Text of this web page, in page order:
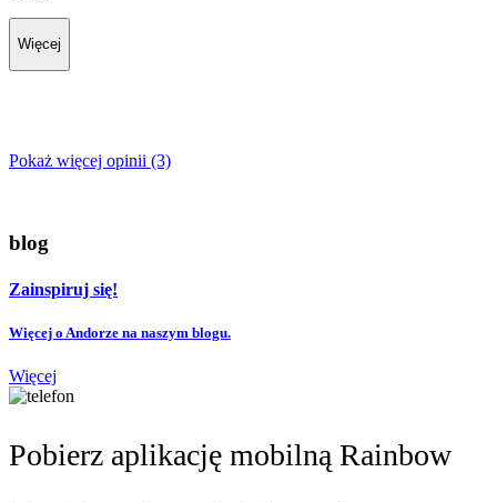
Więcej
Pokaż więcej opinii (3)
blog
Zainspiruj się!
Więcej o Andorze na naszym blogu.
Więcej
Pobierz aplikację mobilną Rainbow